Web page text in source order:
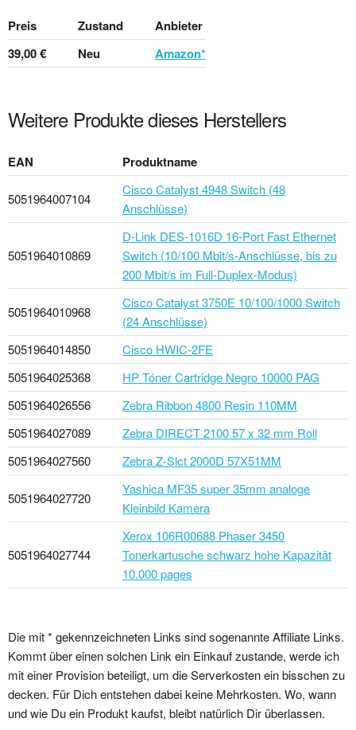
Preis Zustand
Anbieter
39,00 €
Neu Amazon*
Weitere Produkte dieses Herstellers
EAN Produktname
5051964007104
Cisco Catalyst 4948 Switch (48
Anschlüsse)
5051964010869
D-Link DES-1016D 16-Port Fast Ethernet
Switch (10/100 Mbit/s-Anschlüsse, bis zu
200 Mbit/s im Full-Duplex-Modus)
5051964010968
Cisco Catalyst 3750E 10/100/1000 Switch
(24 Anschlüsse)
5051964014850
Cisco HWIC-2FE
5051964025368
HP Tóner Cartridge Negro 10000 PAG
5051964026556
Zebra Ribbon 4800 Resin 110MM
5051964027089
Zebra DIRECT 2100 57 x 32 mm Roll
5051964027560
Zebra Z-Slct 2000D 57X51MM
5051964027720
Yashica MF35 super 35mm analoge
Kleinbild Kamera
5051964027744
Xerox 106R00688 Phaser 3450
Tonerkartusche schwarz hohe Kapazität
10.000 pages
Die mit * gekennzeichneten Links sind sogenannte Affiliate Links.
Kommt über einen solchen Link ein Einkauf zustande, werde ich
mit einer Provision beteiligt, um die Serverkosten ein bisschen zu
decken. Für Dich entstehen dabei keine Mehrkosten. Wo, wann
und wie Du ein Produkt kaufst, bleibt natürlich Dir überlassen.